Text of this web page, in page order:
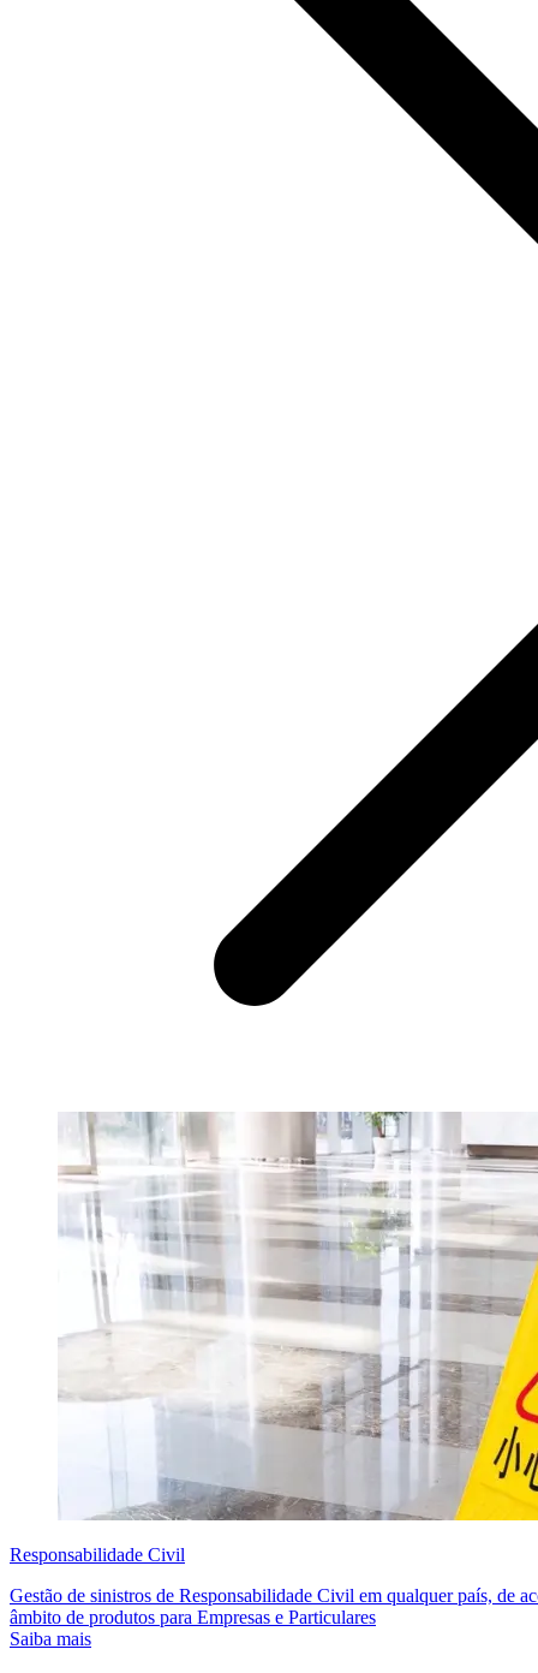
Responsabilidade Civil
Gestão de sinistros de Responsabilidade Civil em qualquer país, de
âmbito de produtos para Empresas e Particulares
Saiba mais